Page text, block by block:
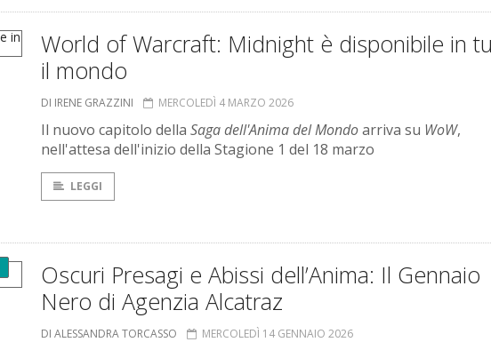
World of Warcraft: Midnight è disponibile in
il mondo
DI IRENE GRAZZINI MERCOLEDÌ 4 MARZO 2026
Il nuovo capitolo della Saga dell'Anima del Mondoarriva su WoW,
nell'attesa dell'inizio della Stagione 1 del 18 marzo
LEGGI
Oscuri Presagi e Abissi dell’Anima: Il Gennaio
Nero di Agenzia Alcatraz
DI ALESSANDRA TORCASSO MERCOLEDÌ 14 GENNAIO 2026